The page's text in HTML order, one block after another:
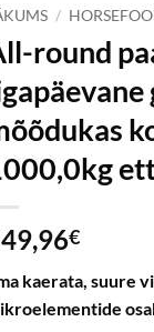
/
round
€
kaerata, suure